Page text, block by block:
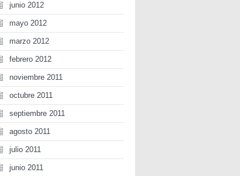
junio 2012
mayo 2012
marzo 2012
febrero 2012
noviembre 2011
octubre 2011
septiembre 2011
agosto 2011
julio 2011
junio 2011